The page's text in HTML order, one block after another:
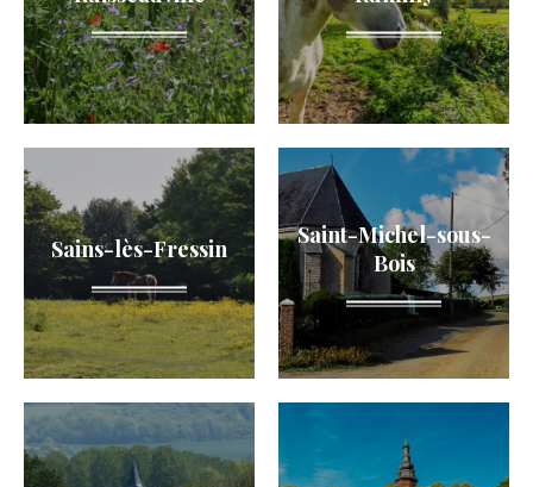
Sains-lès-Fressin
Saint-Michel-sous-
Bois